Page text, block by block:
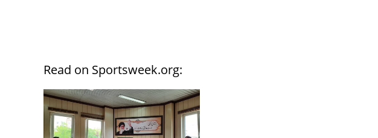
Read on Sportsweek.org: